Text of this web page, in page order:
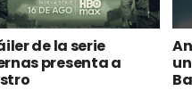
de la serie
presenta a